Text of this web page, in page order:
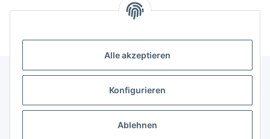
Alle akzeptieren
Konfigurieren
Ablehnen
Informationen